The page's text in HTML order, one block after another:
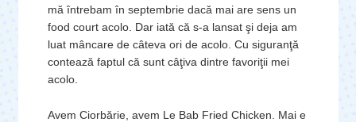
mă întrebam în septembrie dacă mai are sens un
food court acolo. Dar iată că s-a lansat şi deja am
luat mâncare de câteva ori de acolo. Cu siguranţă
contează faptul că sunt câţiva dintre favoriţii mei
acolo.
Avem Ciorbărie, avem Le Bab Fried Chicken. Mai e